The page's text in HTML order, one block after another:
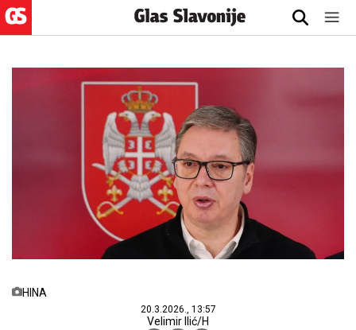
HINA
20.3.2026., 13:57
Velimir Ilić/H